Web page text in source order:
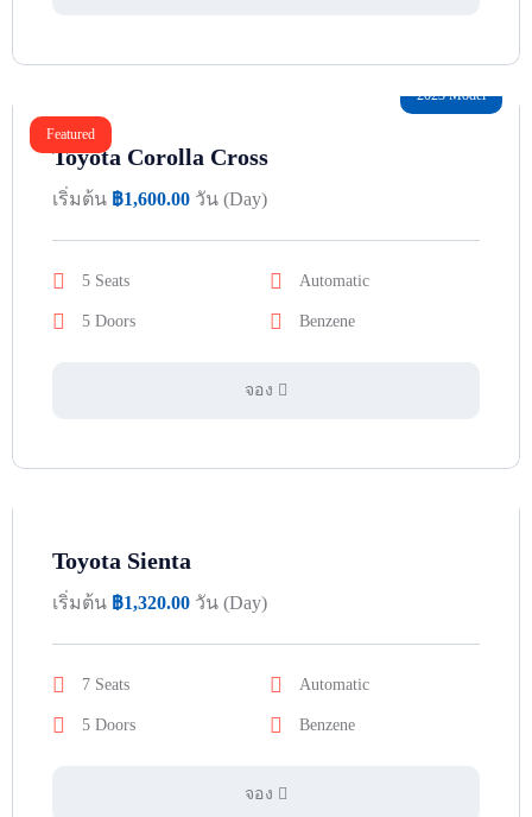
Featured
2023 Model
Toyota Corolla Cross
เริ่มต้น ฿1,600.00 วัน (Day)
5 Seats Automatic
5 Doors Benzene
จอง
Toyota Sienta
เริ่มต้น ฿1,320.00 วัน (Day)
7 Seats Automatic
5 Doors Benzene
จอง